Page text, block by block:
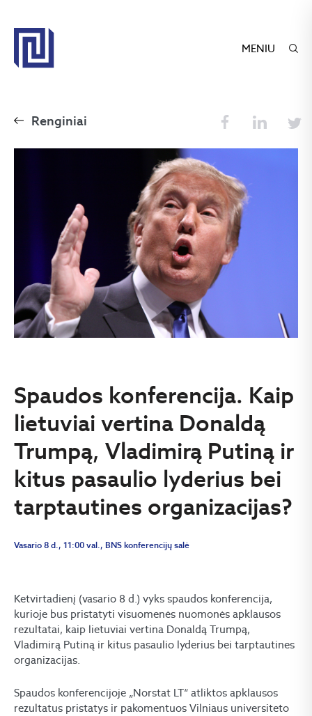
MENIU
Renginiai
Spaudos konferencija. Kaip
lietuviai vertina Donaldą
Trumpą, Vladimirą Putiną ir
kitus pasaulio lyderius bei
tarptautines organizacijas?
Vasario 8 d., 11:00 val., BNS konferencijų salė
Ketvirtadienį (vasario 8 d.) vyks spaudos konferencija,
kurioje bus pristatyti visuomenės nuomonės apklausos
rezultatai, kaip lietuviai vertina Donaldą Trumpą,
Vladimirą Putiną ir kitus pasaulio lyderius bei tarptautines
organizacijas.
Spaudos konferencijoje „Norstat LT“ atliktos apklausos
rezultatus pristatys ir pakomentuos Vilniaus universiteto